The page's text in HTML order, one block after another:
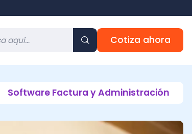
Cotiza ahora
Factura y Administración